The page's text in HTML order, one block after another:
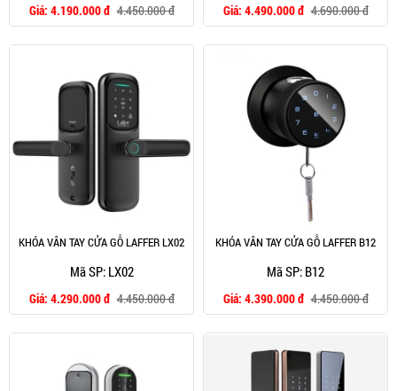
Giá: 4.190.000 đ 4.450.000 đ Giá: 4.490.000 đ 4.690.000 đ
KHÓA VÂN TAY CỬA GỖ LAFFER LX02
Mã SP: LX02
Giá: 4.290.000 đ 4.450.000 đ
KHÓA VÂN TAY CỬA GỖ LAFFER B12
Mã SP: B12
Giá: 4.390.000 đ 4.450.000 đ